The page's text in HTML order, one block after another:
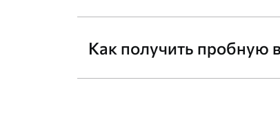
Как получить пробную